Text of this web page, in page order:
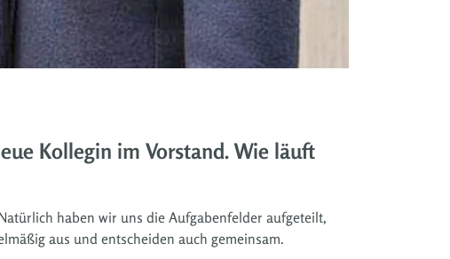
Kollegin im Vorstand. Wie läuft
haben wir uns die Aufgabenfelder aufgeteilt,
aus und entscheiden auch gemeinsam.